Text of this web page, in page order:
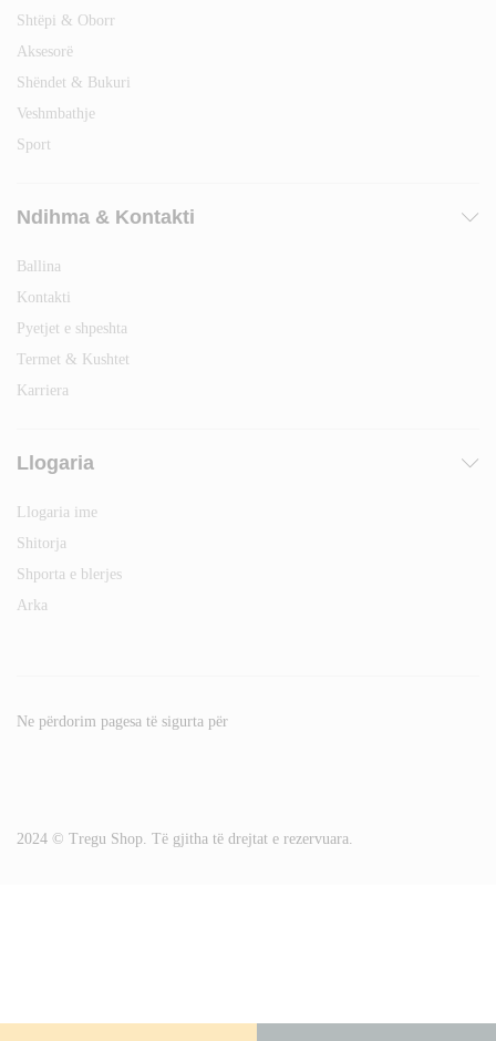
Shtëpi & Oborr
Aksesorë
Shëndet & Bukuri
Veshmbathje
Sport
Ndihma & Kontakti
Ballina
Kontakti
Pyetjet e shpeshta
Termet & Kushtet
Karriera
Llogaria
Llogaria ime
Shitorja
Shporta e blerjes
Arka
2024 © Tregu Shop. Të gjitha të drejtat e rezervuara.
Ne përdorim pagesa të sigurta për